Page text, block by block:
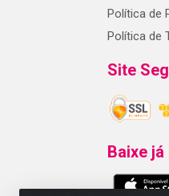
Política de
Política de
Site
Baixe